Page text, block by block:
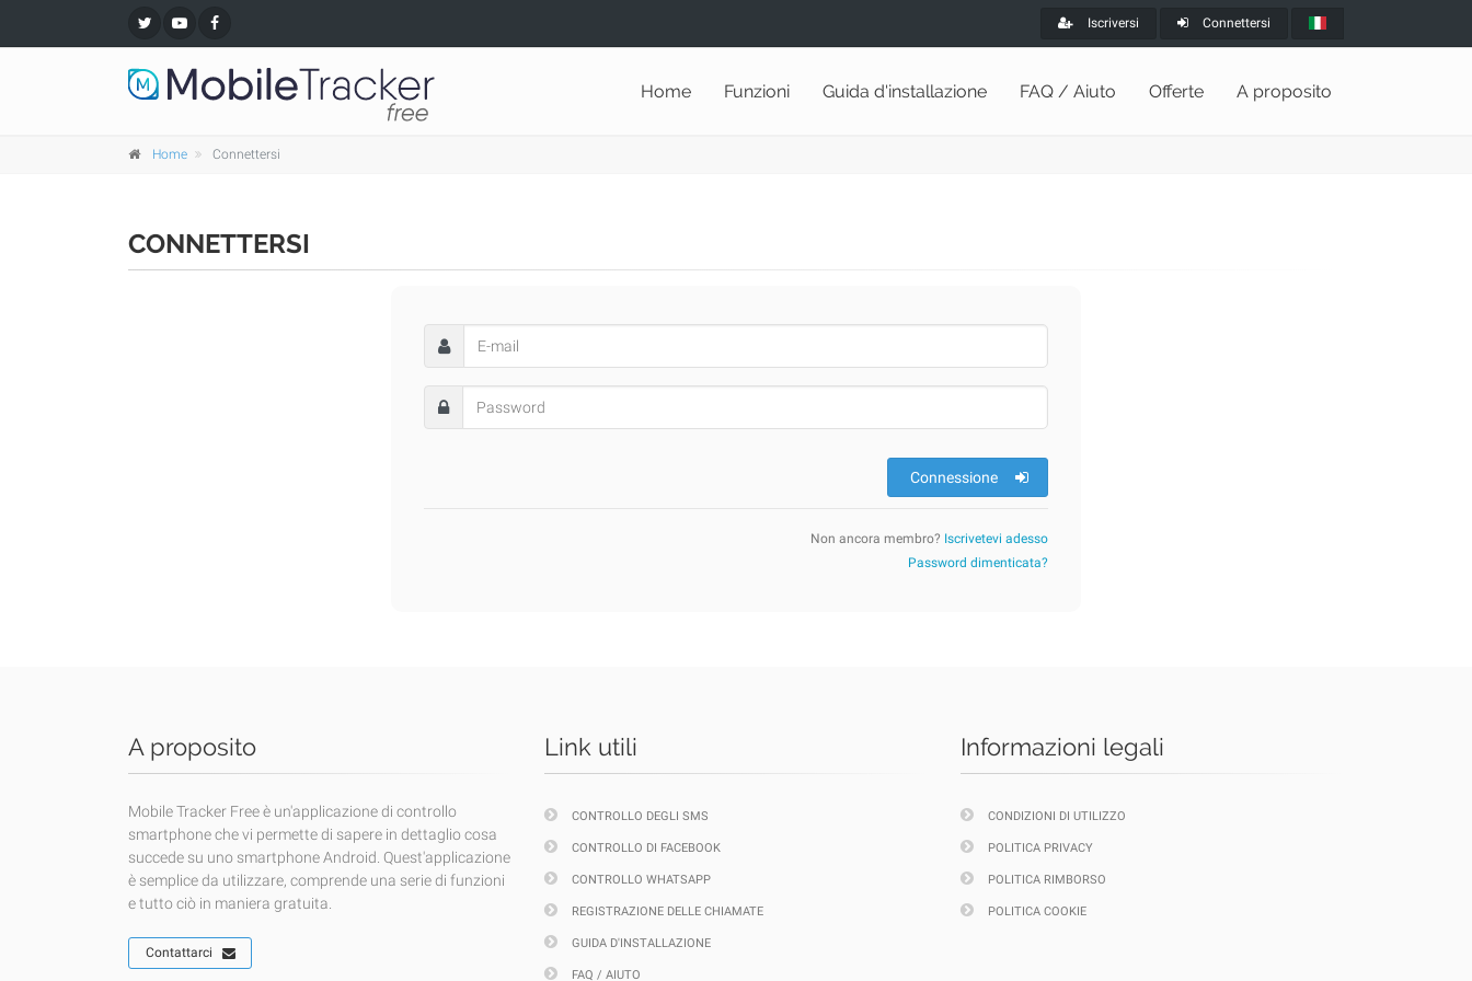
Iscriversi Connettersi
Home Funzioni Guida d'installazione FAQ / Aiuto Offerte A proposito
Home Connettersi
CONNETTERSI
Connessione
Non ancora membro? Iscrivetevi adesso
Password dimenticata?
A proposito
Mobile Tracker Free è un'applicazione di controllo
smartphone che vi permette di sapere in dettaglio cosa
succede su uno smartphone Android. Quest'applicazione
è semplice da utilizzare, comprende una serie di funzioni
e tutto ciò in maniera gratuita.
Contattarci
Link utili
CONTROLLO DEGLI SMS
CONTROLLO DI FACEBOOK
CONTROLLO WHATSAPP
REGISTRAZIONE DELLE CHIAMATE
GUIDA D'INSTALLAZIONE
FAQ / AIUTO
Informazioni legali
CONDIZIONI DI UTILIZZO
POLITICA PRIVACY
POLITICA RIMBORSO
POLITICA COOKIE